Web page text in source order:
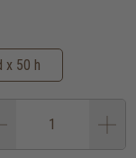
x 50 h